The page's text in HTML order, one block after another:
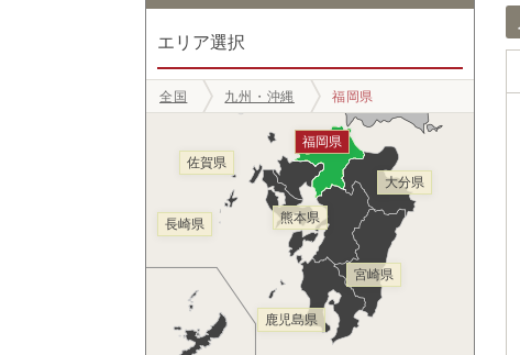
エリア選択
全国 九州・沖縄 福岡県
福岡県
佐賀県
長崎県 熊本県
大分県
宮崎県
鹿児島県